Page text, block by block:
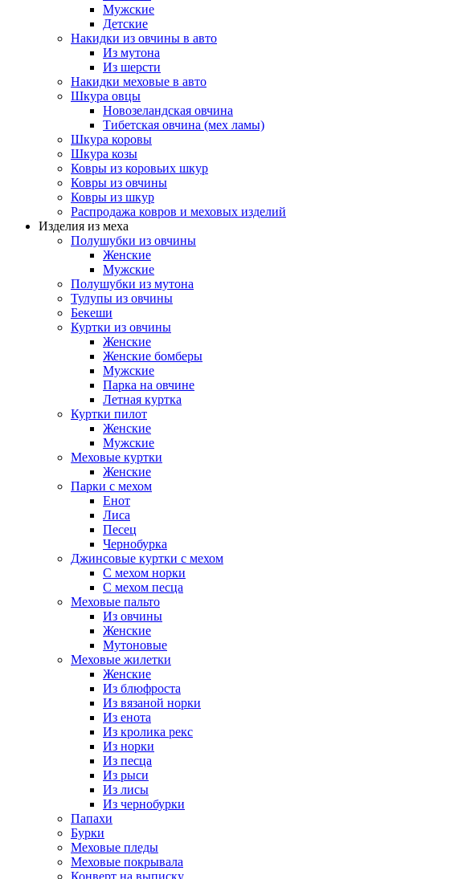
Мужские
Детские
Накидки из овчины в авто
Из мутона
Из шерсти
Накидки меховые в авто
Шкура овцы
Новозеландская овчина
Тибетская овчина (мех ламы)
Шкура коровы
Шкура козы
Ковры из коровьих шкур
Ковры из овчины
Ковры из шкур
Распродажа ковров и меховых изделий
Изделия из меха
Полушубки из овчины
Женские
Мужские
Полушубки из мутона
Тулупы из овчины
Бекеши
Куртки из овчины
Женские
Женские бомберы
Мужские
Парка на овчине
Летная куртка
Куртки пилот
Женские
Мужские
Меховые куртки
Женские
Парки с мехом
Енот
Лиса
Песец
Чернобурка
Джинсовые куртки с мехом
С мехом норки
С мехом песца
Меховые пальто
Из овчины
Женские
Мутоновые
Меховые жилетки
Женские
Из блюфроста
Из вязаной норки
Из енота
Из кролика рекс
Из норки
Из песца
Из рыси
Из лисы
Из чернобурки
Папахи
Бурки
Меховые пледы
Меховые покрывала
Конверт на выписку